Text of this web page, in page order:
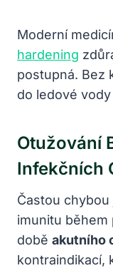
Moderní
hardening
postupná. Bez
do ledové
Otužování
Infekčních
Častou
imunitu během
době akutního
kontraindikací,